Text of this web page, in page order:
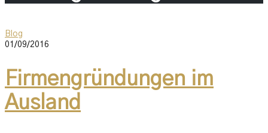
Blog
01/09/2016
Firmengründungen im
Ausland